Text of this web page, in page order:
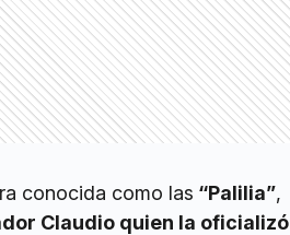
conocida como las “Palilia”,
Claudio quien la oficializó